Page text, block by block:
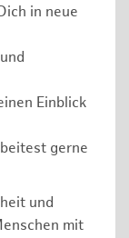
in neue
Einblick
gerne
und
mit